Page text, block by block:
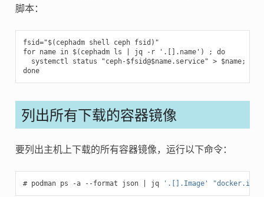
脚本：
fsid="$(cephadm shell ceph fsid)"
for name in $(cephadm ls | jq -r '.[].name') ; do
  systemctl status "ceph-$fsid@$name.service" > $name;
done
列出所有下载的容器镜像
要列出主机上下载的所有容器镜像，运行以下命令：
podman ps -a --format json jq '.[].Image' "docker.io/